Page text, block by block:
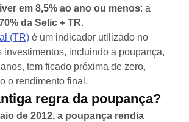
em 8,5% ao ano ou menos: a
da Selic + TR.
(TR) é um indicador utilizado no
investimentos, incluindo a poupança,
tem ficado próxima de zero,
o rendimento final.
regra da poupança?
de 2012, a poupança rendia